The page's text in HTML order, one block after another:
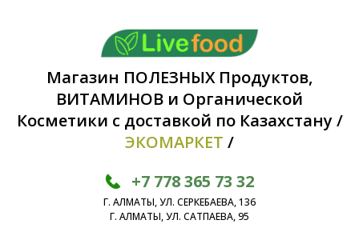
Магазин ПОЛЕЗНЫХ Продуктов,
ВИТАМИНОВ и Органической
Косметики с доставкой по Казахстану /
ЭКОМАРКЕТ /
+7 778 365 73 32
Г. АЛМАТЫ, УЛ. СЕРКЕБАЕВА, 136
Г. АЛМАТЫ, УЛ. САТПАЕВА, 95